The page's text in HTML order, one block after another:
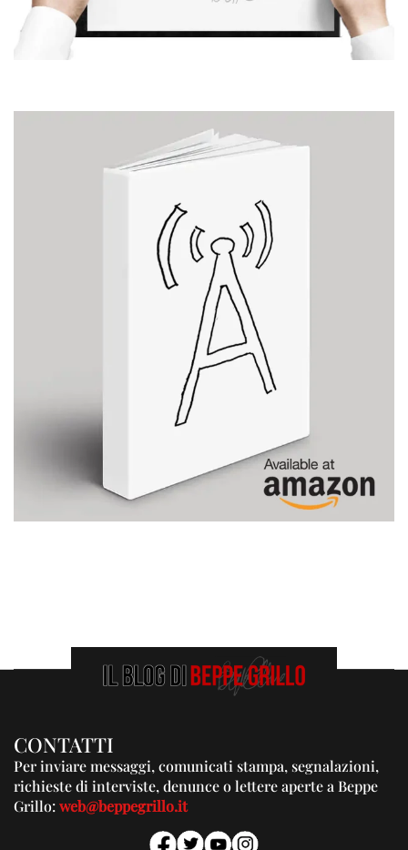
CONTATTI
Per inviare messaggi, comunicati stampa, segnalazioni,
richieste di interviste, denunce o lettere aperte a Beppe
Grillo:web@beppegrillo.it